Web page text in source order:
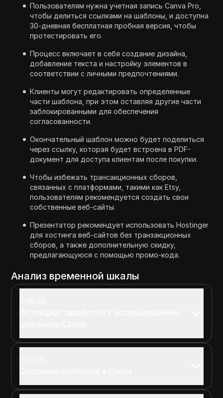
Пользователям нужна учетная запись Canva Pro,
чтобы делиться ссылками на шаблоны, и доступна
30-дневная бесплатная пробная версия, чтобы
протестировать его.
Процесс включает в себя создание дизайна,
добавление текста и настройку элементов в
соответствии с личными предпочтениями.
Клиенты могут редактировать определенные
части шаблона, при этом оставляя другие части
заблокированными для обеспечения
согласованности.
Окончательный шаблон можно будет поделиться
через ссылку, которая будет встроена в PDF-
документ для доступа клиентам после покупки.
Чтобы избежать трансакционных сборов,
связанных с платформами, такими как Etsy,
пользователям рекомендуется создать свои
собственные веб-сайты.
Презентатор рекомендует использовать Hostinger
для хостинга веб-сайтов без транзакционных
сборов, а также дополнительную скидку,
предлагающуюся с помощью промо-кода.
Анализ временной шкалы